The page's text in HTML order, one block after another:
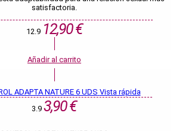
satisfactoria.
12.9 12,90 €
Añadir al carrito
Vista rápida
3.9 3,90 €